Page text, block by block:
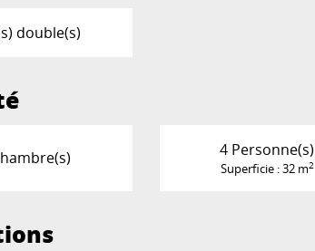
double(s)
4 Personne(s)
Superficie : 32 m2